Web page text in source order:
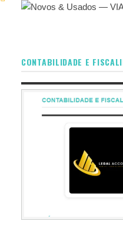
CONTABILIDADE E